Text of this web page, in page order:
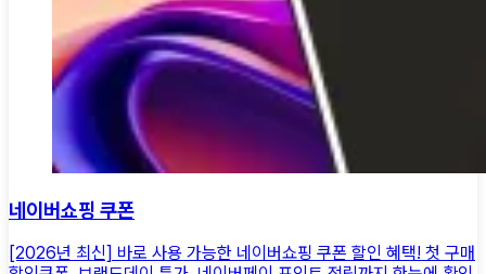
네이버쇼핑 쿠폰
[2026년 최신] 바로 사용 가능한 네이버쇼핑 쿠폰 할인 혜택! 첫 구매